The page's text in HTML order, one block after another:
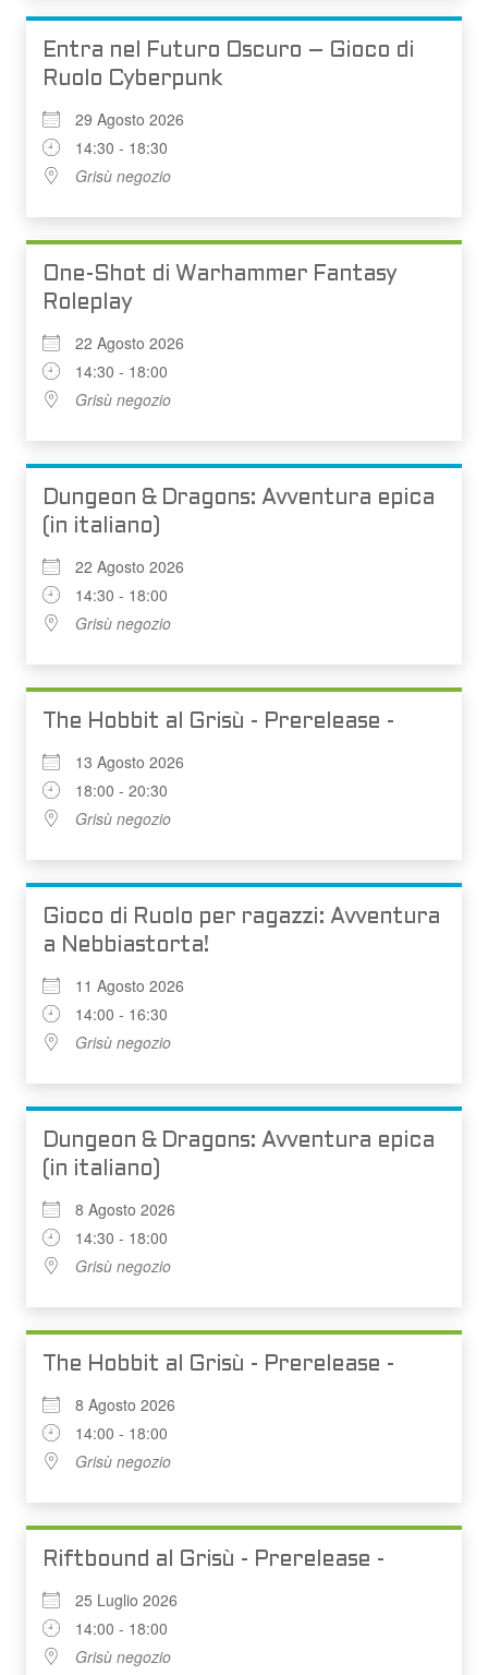
Entra nel Futuro Oscuro – Gioco di
Ruolo Cyberpunk
29 Agosto 2026
14:30 - 18:30
Grisù negozio
One-Shot di Warhammer Fantasy
Roleplay
22 Agosto 2026
14:30 - 18:00
Grisù negozio
Dungeon & Dragons: Avventura epica
(in italiano)
22 Agosto 2026
14:30 - 18:00
Grisù negozio
The Hobbit al Grisù - Prerelease -
13 Agosto 2026
18:00 - 20:30
Grisù negozio
Gioco di Ruolo per ragazzi: Avventura
a Nebbiastorta!
11 Agosto 2026
14:00 - 16:30
Grisù negozio
Dungeon & Dragons: Avventura epica
(in italiano)
8 Agosto 2026
14:30 - 18:00
Grisù negozio
The Hobbit al Grisù - Prerelease -
8 Agosto 2026
14:00 - 18:00
Grisù negozio
Riftbound al Grisù - Prerelease -
25 Luglio 2026
14:00 - 18:00
Grisù negozio